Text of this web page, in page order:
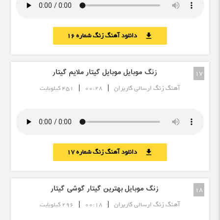
download دانلود آهنگ زنگ شماره 16
17 زنگ موبایل موبایل گیتار ملایم گیتار
آهنگ زنگ ارسالی کاربران |
00:28
| 451 کیلوبایت
download دانلود آهنگ زنگ شماره 17
18 زنگ موبایل بهترین گیتار گوشی گیتار
آهنگ زنگ ارسالی کاربران |
00:18
| 296 کیلوبایت